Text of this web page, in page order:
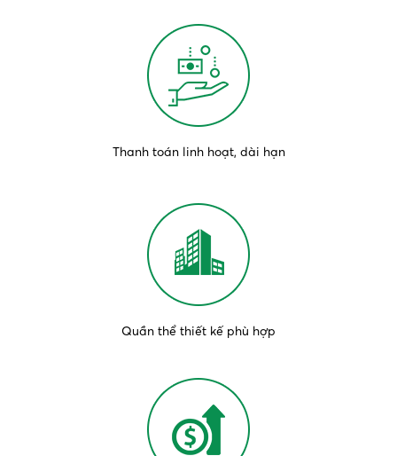
Thanh toán linh hoạt, dài hạn
Quần thể thiết kế phù hợp